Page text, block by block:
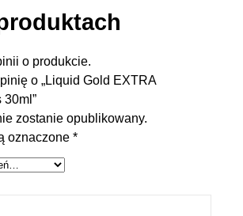
o produkcie.
o „Liquid Gold EXTRA
30ml”
zostanie opublikowany.
oznaczone *